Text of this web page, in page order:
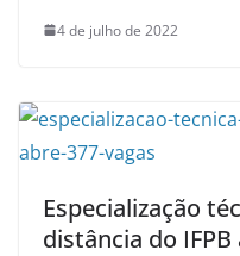
4 de julho de 2022
Especialização
distância do IFPB